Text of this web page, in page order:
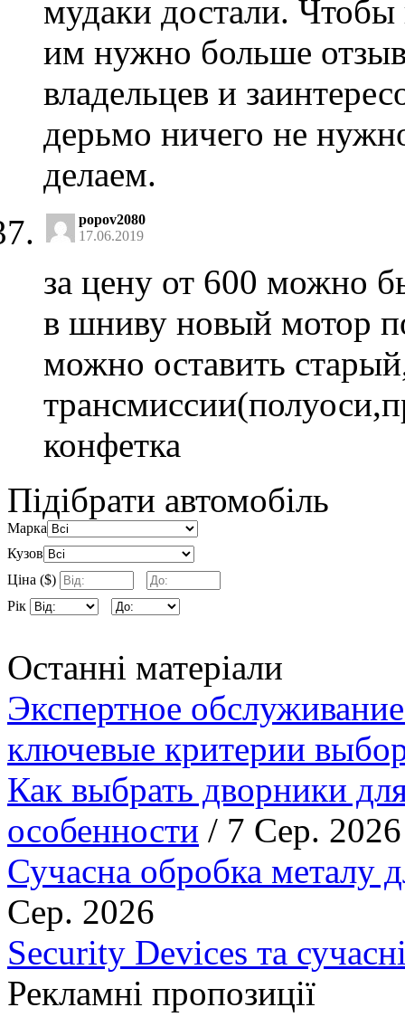
мудаки достали.
им нужно больше
владельцев и
дерьмо ничего не
делаем.
popov2080
17.06.2019
за цену от 600 можно
в шниву новый мотор
можно оставить
конфетка
Підібрати автомобіль
Марка
Кузов
Ціна ($)
Рік
Останні матеріали
Экспертное
ключевые критерии
Как выбрать дворники
особенности / 7 Сер. 2026
Сучасна обробка металу
Сер. 2026
Security Devices та
Рекламні пропозиції